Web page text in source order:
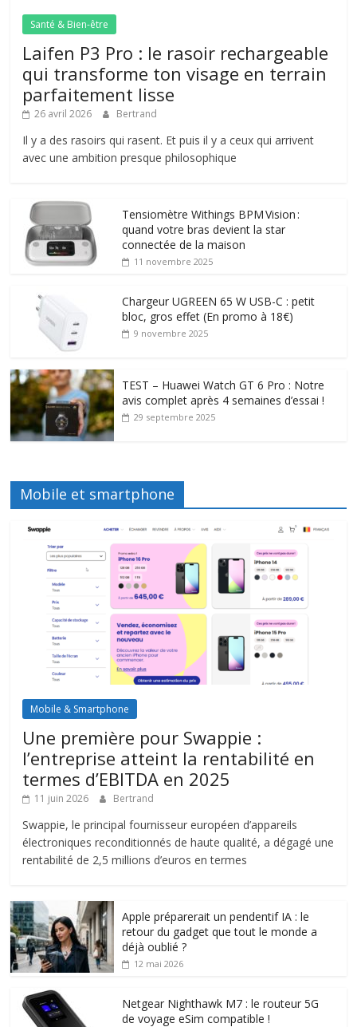
Santé & Bien-être
Laifen P3 Pro : le rasoir rechargeable
qui transforme ton visage en terrain
parfaitement lisse
26 avril 2026 Bertrand
Il y a des rasoirs qui rasent. Et puis il y a ceux qui arrivent
avec une ambition presque philosophique
Tensiomètre Withings BPM Vision :
quand votre bras devient la star
connectée de la maison
11 novembre 2025
Chargeur UGREEN 65 W USB-C : petit
bloc, gros effet (En promo à 18€)
9 novembre 2025
TEST – Huawei Watch GT 6 Pro : Notre
avis complet après 4 semaines d’essai !
29 septembre 2025
Mobile et smartphone
Mobile & Smartphone
Une première pour Swappie :
l’entreprise atteint la rentabilité en
termes d’EBITDA en 2025
11 juin 2026 Bertrand
Swappie, le principal fournisseur européen d’appareils
électroniques reconditionnés de haute qualité, a dégagé une
rentabilité de 2,5 millions d’euros en termes
Apple préparerait un pendentif IA : le
retour du gadget que tout le monde a
déjà oublié ?
12 mai 2026
Netgear Nighthawk M7 : le routeur 5G
de voyage eSim compatible !